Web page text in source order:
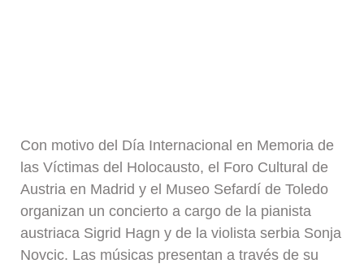
Con motivo del Día Internacional en Memoria de
las Víctimas del Holocausto, el Foro Cultural de
Austria en Madrid y el Museo Sefardí de Toledo
organizan un concierto a cargo de la pianista
austriaca Sigrid Hagn y de la violista serbia Sonja
Novcic. Las músicas presentan a través de su